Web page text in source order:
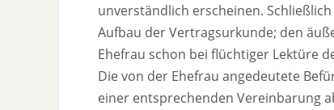
unverständlich erscheinen.
Aufbau der Vertragsurkunde; den
Ehefrau schon bei flüchtiger Lektüre
Die von der Ehefrau angedeutete
einer entsprechenden Vereinbarung